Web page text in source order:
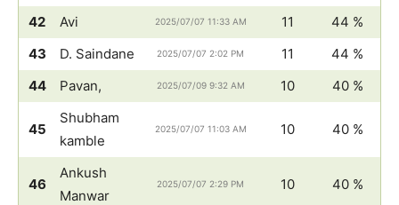
42
Avi 2025/07/07 11:33 AM 11
44 %
43
D. Saindane 2025/07/07 2:02 PM 11
44 %
44
Pavan, 2025/07/09 9:32 AM 10 40 %
45
Shubham
kamble
2025/07/07 11:03 AM 10 40 %
46
Ankush
Manwar
2025/07/07 2:29 PM 10 40 %